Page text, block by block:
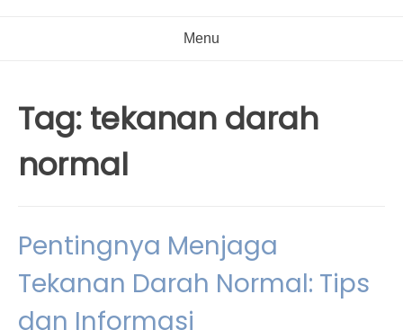
Menu
Tag: tekanan darah
normal
Pentingnya Menjaga
Tekanan Darah Normal: Tips
dan Informasi